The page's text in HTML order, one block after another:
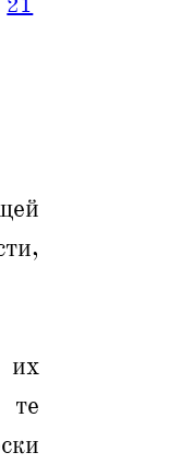
их
те